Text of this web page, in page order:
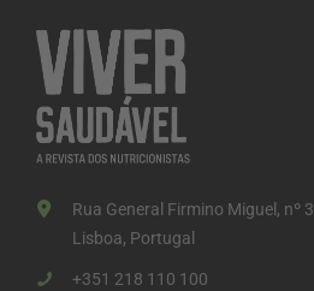
Rua General Firmino Miguel, nº
Lisboa, Portugal
+351 218 110 100